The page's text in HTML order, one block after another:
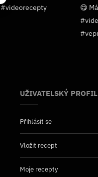
UŽIVATELSKÝ PROFIL
Přihlásit se
Vložit recept
Moje recepty